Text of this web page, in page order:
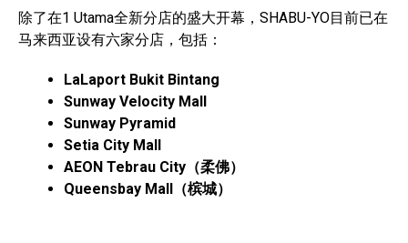
除了在1 Utama全新分店的盛大开幕，SHABU-YO目前已在
马来西亚设有六家分店，包括：
LaLaport Bukit Bintang
Sunway Velocity Mall
Sunway Pyramid
Setia City Mall
AEON Tebrau City（柔佛）
Queensbay Mall（槟城）